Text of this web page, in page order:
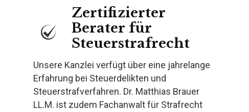
Zertifizierter
Berater für
Steuerstrafrecht
Unsere Kanzlei verfügt über eine jahrelange
Erfahrung bei Steuerdelikten und
Steuerstrafverfahren. Dr. Matthias Brauer
LL.M. ist zudem Fachanwalt für Strafrecht